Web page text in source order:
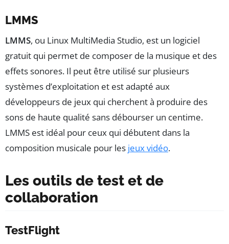
LMMS
LMMS, ou Linux MultiMedia Studio, est un logiciel
gratuit qui permet de composer de la musique et des
effets sonores. Il peut être utilisé sur plusieurs
systèmes d’exploitation et est adapté aux
développeurs de jeux qui cherchent à produire des
sons de haute qualité sans débourser un centime.
LMMS est idéal pour ceux qui débutent dans la
composition musicale pour les jeux vidéo.
Les outils de test et de
collaboration
TestFlight